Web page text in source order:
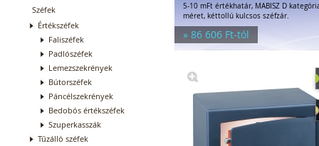
Széfek
Értékszéfek
Faliszéfek
Padlószéfek
Lemezszekrények
Bútorszéfek
Páncélszekrények
Bedobós értékszéfek
Szuperkasszák
Tűzálló széfek
5-10 mFt értékhatár, MABISZ D
méret, kéttollú kulcsos széfzár.
» 86 606 Ft-tól